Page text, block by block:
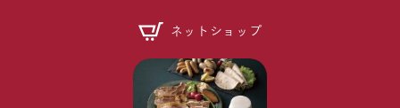
ネットショップ